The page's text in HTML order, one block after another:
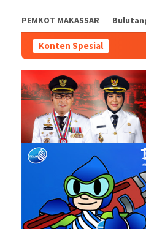
PEMKOT MAKASSAR
Konten Spesial